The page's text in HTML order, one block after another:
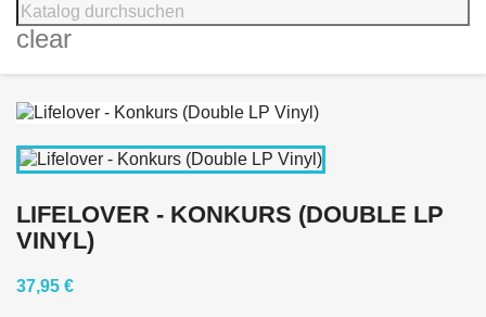
clear
LIFELOVER - KONKURS (DOUBLE LP
VINYL)
37,95 €